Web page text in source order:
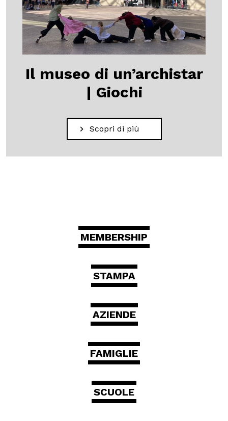
Il museo di un’archistar
| Giochi
Scopri di più
MEMBERSHIP
STAMPA
AZIENDE
FAMIGLIE
SCUOLE